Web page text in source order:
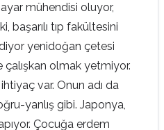
mühendisi oluyor,
başarılı tıp fakültesini
yenidoğan çetesi
çalışkan olmak yetmiyor.
var. Onun adı da
yanlış gibi. Japonya,
Çocuğa erdem